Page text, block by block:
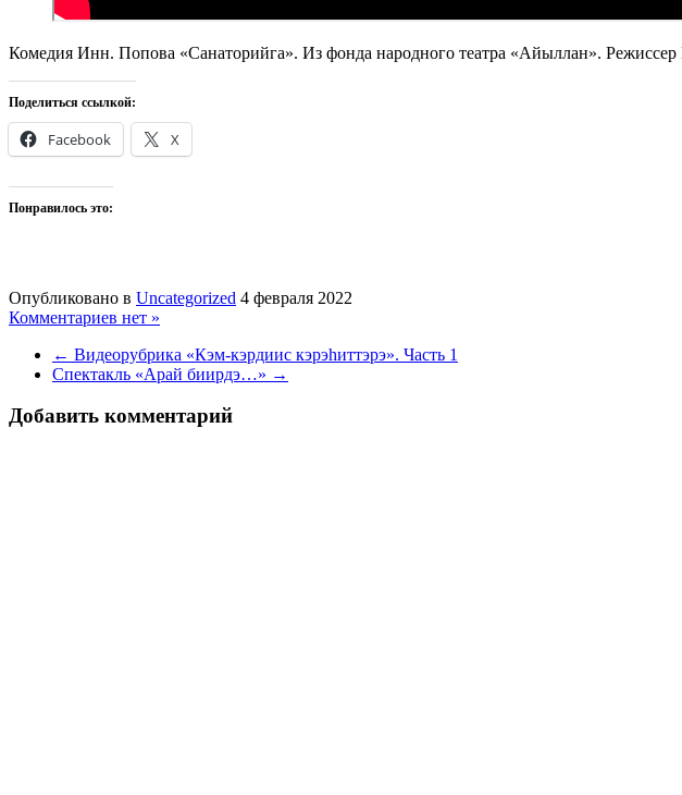
Комедия Инн. Попова «Санаторийга». Из фонда народного театра «Айыллан».
Поделиться ссылкой:
Facebook X
Понравилось это:
Опубликовано в Uncategorized 4 февраля 2022
Комментариев нет »
← Видеорубрика «Кэм-кэрдиис кэрэһиттэрэ». Часть 1
Спектакль «Арай биирдэ…» →
Добавить комментарий